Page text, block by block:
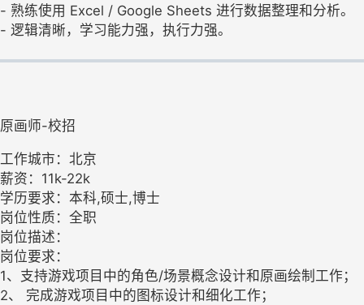
- 熟练使用 Excel / Google Sheets 进行数据整理和分析。
- 逻辑清晰，学习能力强，执行力强。
原画师-校招
工作城市：北京
薪资：11k-22k
学历要求：本科,硕士,博士
岗位性质：全职
岗位描述：
岗位要求：
1、支持游戏项目中的角色/场景概念设计和原画绘制工作；
2、 完成游戏项目中的图标设计和细化工作；